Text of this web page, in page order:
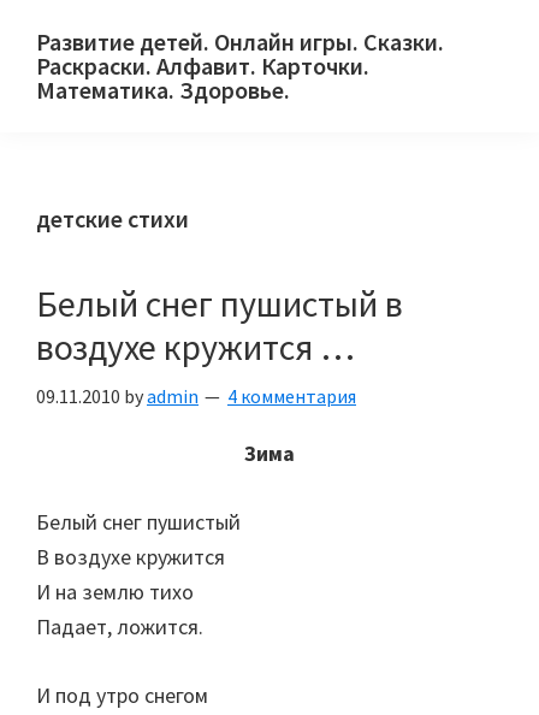
primary
main
primary
Развитие детей. Онлайн игры. Сказки.
Раскраски. Алфавит. Карточки.
Математика. Здоровье.
и
родителей.
детские стихи
Белый снег пушистый в
воздухе кружится …
09.11.2010 byadmin 4 комментария
Зима
Белый снег пушистый
В воздухе кружится
И на землю тихо
Падает, ложится.
И под утро снегом